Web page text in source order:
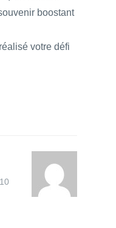
boostant
votre défi